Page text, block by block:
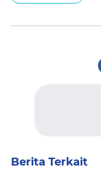
Berita Terkait